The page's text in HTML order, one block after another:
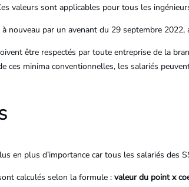
valeurs sont applicables pour tous les
nouveau par un avenant du 29 septembre
être respectés par toute entreprise de la
ces minima conventionnelles, les salariés
en plus d’importance car tous les salariés des
calculés selon la formule : valeur du point x